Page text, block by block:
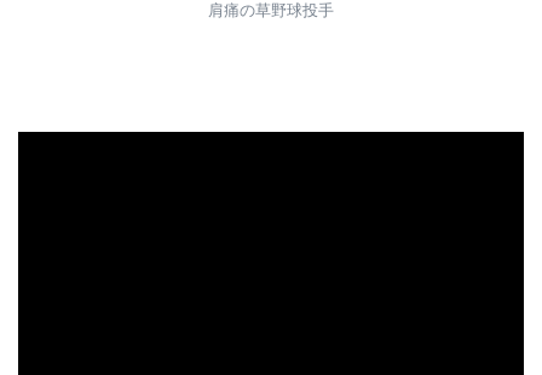
肩痛の草野球投手